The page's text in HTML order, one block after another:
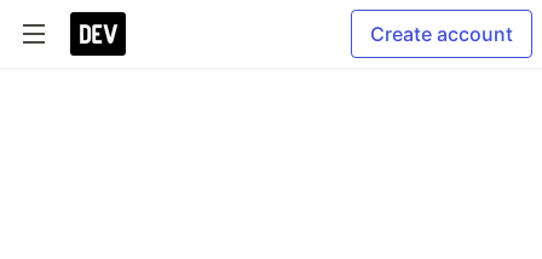
Create account